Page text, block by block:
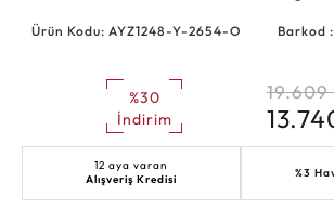
Ürün Kodu: AYZ1248-Y-2654-O Barkod
%30
İndirim
19.609
12 aya varan
Alışveriş Kredisi
%3